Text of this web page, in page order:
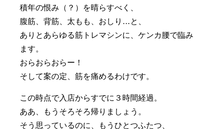
積年の恨み（？）を晴らすべく、
腹筋、背筋、太もも、おしり…と、
ありとあらゆる筋トレマシンに、ケンカ腰で臨み
ます。
おらおらおらー！
そして案の定、筋を痛めるわけです。
この時点で入店からすでに３時間経過。
ああ、もうそろそろ帰りましょう。
そう思っているのに、もうひとつふたつ、